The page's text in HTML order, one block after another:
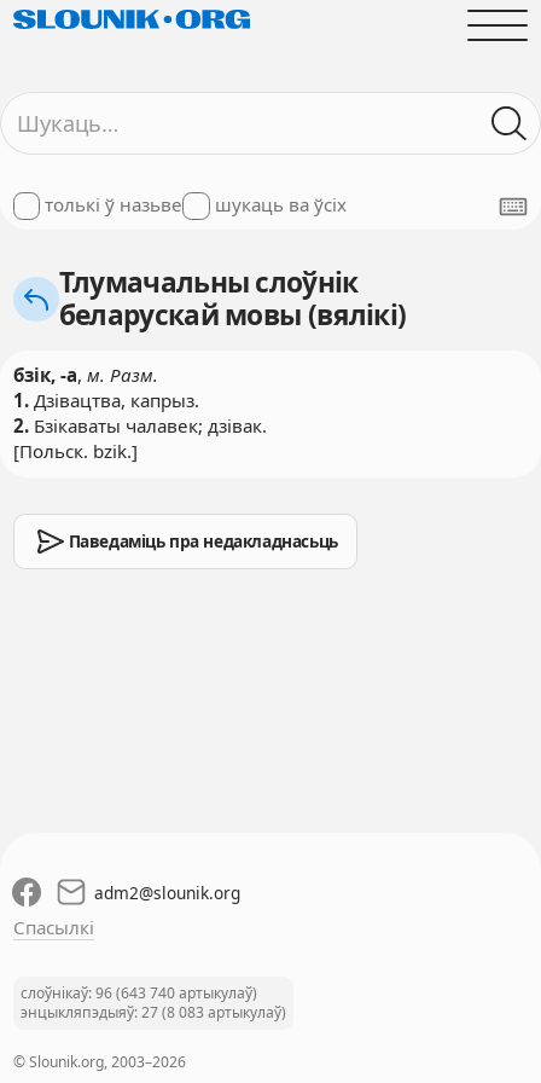
толькі ў назьве шукаць ва ўсіх
Тлумачальны слоўнік
беларускай мовы (вялікі)
бзік, -а, м. Разм.
1.Дзівацтва, капрыз.
2.Бзікаваты чалавек; дзівак.
[Польск. bzik.]
Паведаміць пра недакладнасьць
adm2@slounik.org
Спасылкі
слоўнікаў: 96 (643 740 артыкулаў)
энцыкляпэдыяў: 27 (8 083 артыкулаў)
© Slounik.org, 2003–2026